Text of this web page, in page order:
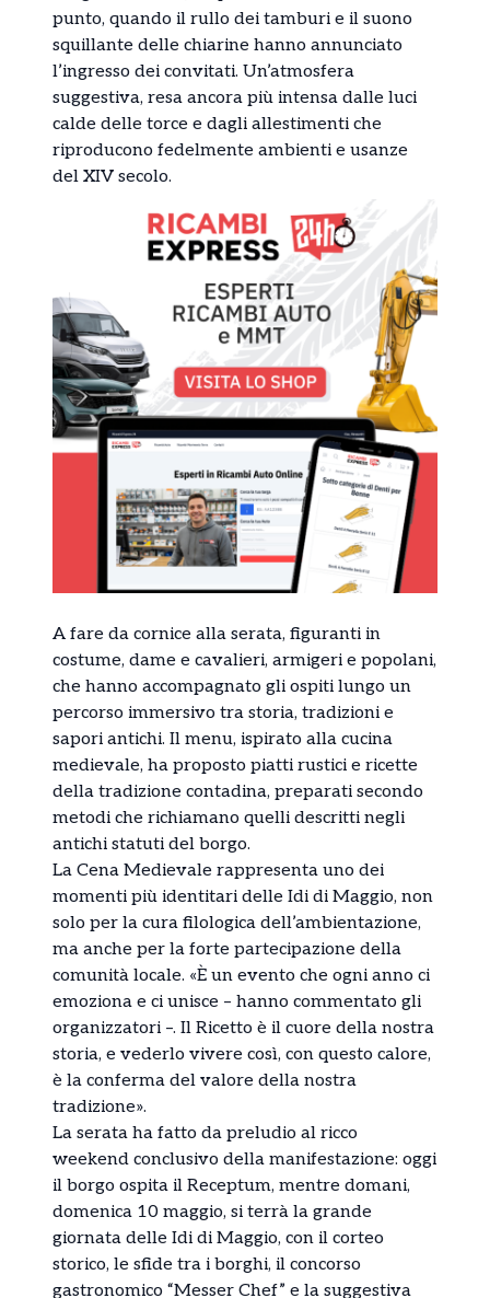
punto, quando il rullo dei tamburi e il suono
squillante delle chiarine hanno annunciato
l’ingresso dei convitati. Un’atmosfera
suggestiva, resa ancora più intensa dalle luci
calde delle torce e dagli allestimenti che
riproducono fedelmente ambienti e usanze
del XIV secolo.
A fare da cornice alla serata, figuranti in
costume, dame e cavalieri, armigeri e popolani,
che hanno accompagnato gli ospiti lungo un
percorso immersivo tra storia, tradizioni e
sapori antichi. Il menu, ispirato alla cucina
medievale, ha proposto piatti rustici e ricette
della tradizione contadina, preparati secondo
metodi che richiamano quelli descritti negli
antichi statuti del borgo.
La Cena Medievale rappresenta uno dei
momenti più identitari delle Idi di Maggio, non
solo per la cura filologica dell’ambientazione,
ma anche per la forte partecipazione della
comunità locale. «È un evento che ogni anno ci
emoziona e ci unisce – hanno commentato gli
organizzatori –. Il Ricetto è il cuore della nostra
storia, e vederlo vivere così, con questo calore,
è la conferma del valore della nostra
tradizione».
La serata ha fatto da preludio al ricco
weekend conclusivo della manifestazione: oggi
il borgo ospita il Receptum, mentre domani,
domenica 10 maggio, si terrà la grande
giornata delle Idi di Maggio, con il corteo
storico, le sfide tra i borghi, il concorso
gastronomico “Messer Chef” e la suggestiva